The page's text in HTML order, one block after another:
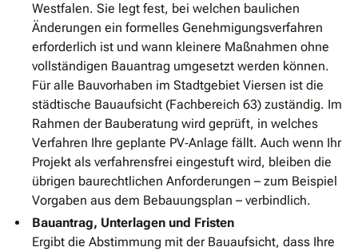
Westfalen. Sie legt fest, bei welchen baulichen
Änderungen ein formelles Genehmigungsverfahren
erforderlich ist und wann kleinere Maßnahmen ohne
vollständigen Bauantrag umgesetzt werden können.
Für alle Bauvorhaben im Stadtgebiet Viersen ist die
städtische Bauaufsicht (Fachbereich 63) zuständig. Im
Rahmen der Bauberatung wird geprüft, in welches
Verfahren Ihre geplante PV‐Anlage fällt. Auch wenn Ihr
Projekt als verfahrensfrei eingestuft wird, bleiben die
übrigen baurechtlichen Anforderungen – zum Beispiel
Vorgaben aus dem Bebauungsplan – verbindlich.
Bauantrag, Unterlagen und Fristen
Ergibt die Abstimmung mit der Bauaufsicht, dass Ihre